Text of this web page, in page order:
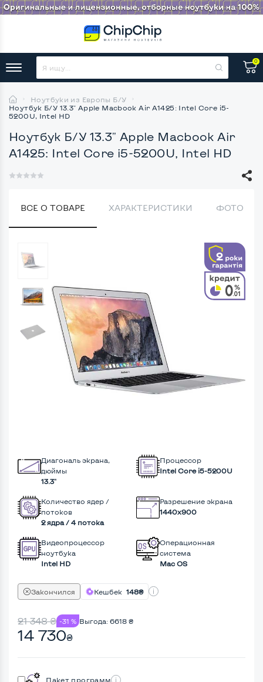
0
Ноутбуки из Европы Б/У
Ноутбук Б/У 13.3" Apple Macbook Air A1425: Intel Core i5-
5200U, Intel HD
Ноутбук Б/У 13.3" Apple Macbook Air
A1425: Intel Core i5-5200U, Intel HD
ВСЕ О ТОВАРЕ ХАРАКТЕРИСТИКИ ФОТО
Диагональ экрана,
дюймы
13.3"
Процессор
Intel Core i5-5200U
Количество ядер /
потоков
2 ядра / 4 потока
Разрешение экрана
1440x900
Видеопроцессор
ноутбука
Intel HD
Операционная
система
Mac OS
Закончился Кешбек 148₴
21 348₴ -31 % Выгода: 6618 ₴
14 730₴
Пакет программ